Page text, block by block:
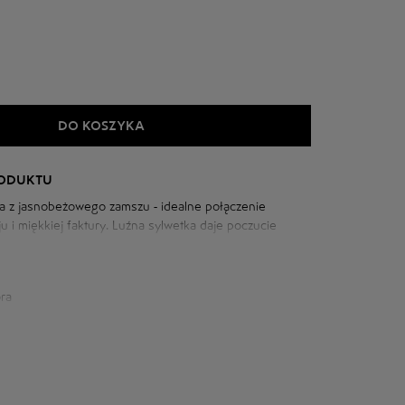
DO KOSZYKA
z jasnobeżowego zamszu - idealne połączenie
i miękkiej faktury. Luźna sylwetka daje poczucie